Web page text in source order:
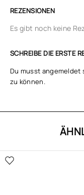
REZENSIONEN
Es gibt noch keine
SCHREIBE DIE ERSTE
Du musst angemeldet
zu können.